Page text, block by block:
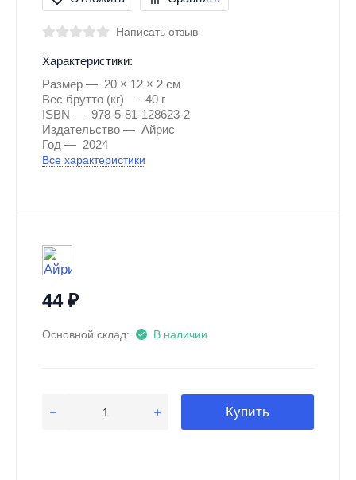
Написать отзыв
Характеристики:
Размер
20 × 12 × 2 см
Вес брутто (кг)
40 г
ISBN
978-5-81-128623-2
Издательство
Айрис
Год
2024
Все характеристики
44₽
Основной склад: В наличии
Купить